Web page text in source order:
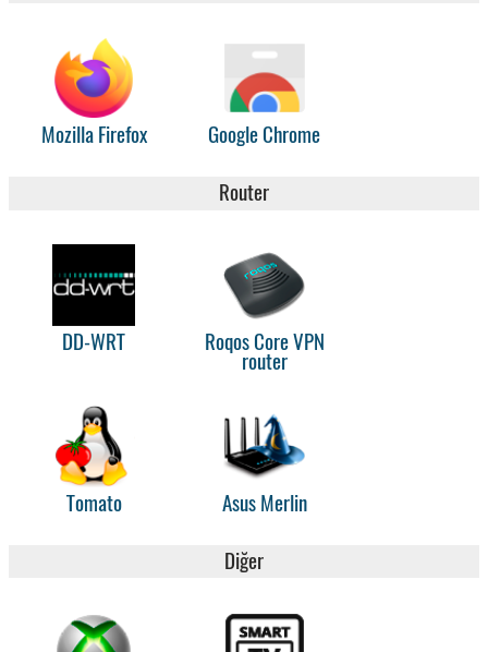
Mozilla Firefox Google Chrome
Router
DD-WRT
Roqos Core VPN
router
Tomato Asus Merlin
Diğer